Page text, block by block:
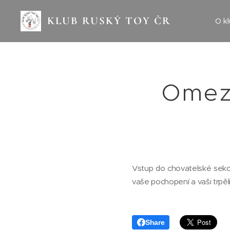
KLUB RUSKÝ TOY ČR O
Vstup do chovatelské
vaše pochopení a vaši
Share